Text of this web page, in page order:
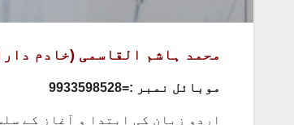
محمد ہاشم القاسمی (خادم
موبائل نمبر :=9933598528
اردو زبان کی ابتدا و آغاز کے